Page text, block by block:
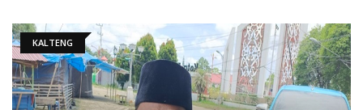
KALTENG